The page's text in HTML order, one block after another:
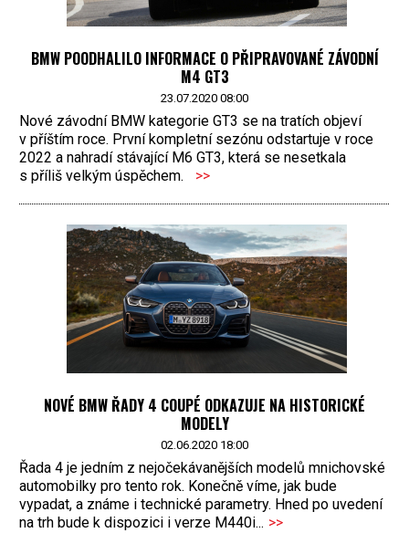
BMW POODHALILO INFORMACE O PŘIPRAVOVANÉ ZÁVODNÍ
M4 GT3
23.07.2020 08:00
Nové závodní BMW kategorie GT3 se na tratích objeví
v příštím roce. První kompletní sezónu odstartuje v roce
2022 a nahradí stávající M6 GT3, která se nesetkala
s příliš velkým úspěchem.
>>
NOVÉ BMW ŘADY 4 COUPÉ ODKAZUJE NA HISTORICKÉ
MODELY
02.06.2020 18:00
Řada 4 je jedním z nejočekávanějších modelů mnichovské
automobilky pro tento rok. Konečně víme, jak bude
vypadat, a známe i technické parametry. Hned po uvedení
na trh bude k dispozici i verze M440i... >>